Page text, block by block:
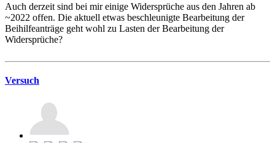
Auch derzeit sind bei mir einige Widersprüche aus den Jahren ab
~2022 offen. Die aktuell etwas beschleunigte Bearbeitung der
Beihilfeanträge geht wohl zu Lasten der Bearbeitung der
Widersprüche?
Versuch